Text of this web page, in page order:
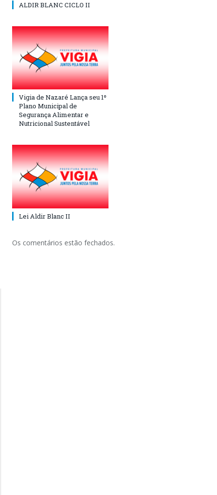
ALDIR BLANC CICLO II
Vigia de Nazaré Lança seu 1º
Plano Municipal de
Segurança Alimentar e
Nutricional Sustentável
Lei Aldir Blanc II
Os comentários estão fechados.